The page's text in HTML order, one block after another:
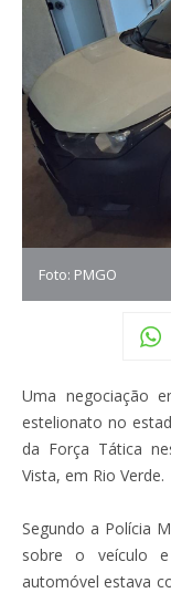
Foto: PMGO
Uma negociação
estelionato no
da Força Tática
Vista, em Rio Verde.
Segundo a Polícia
sobre o veículo
automóvel estava